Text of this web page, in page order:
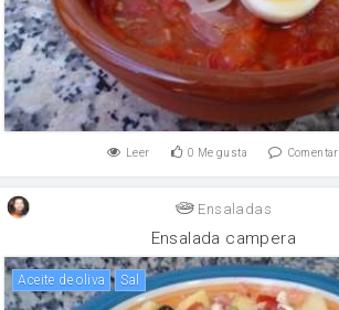
Leer 0 Me gusta Comentar
Ensaladas
Ensalada campera
aceite de oliva sal